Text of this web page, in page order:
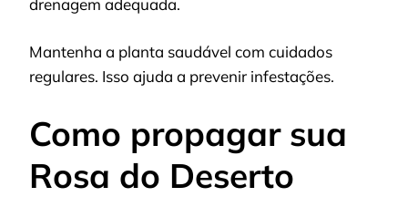
Mantenha a planta saudável com cuidados
regulares. Isso ajuda a prevenir infestações.
Como propagar sua
Rosa do Deserto